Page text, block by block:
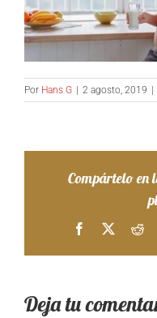
Por Hans G 2 agosto, 2019
Compártelo en
Facebook
X
Deja tu